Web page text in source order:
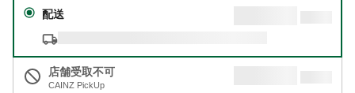
配送
店舗受取不可
CAINZ PickUp